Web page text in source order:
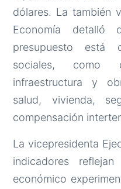
dólares. La también
Economía
presupuesto está
sociales, como
infraestructura y
salud, vivienda,
compensación
La vicepresidenta
indicadores
económico